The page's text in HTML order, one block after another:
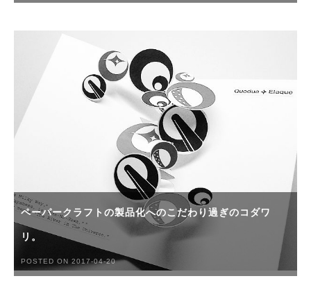
ペーパークラフトの製品化へのこだわり過ぎのコダワ
リ。
POSTED ON 2017-04-20